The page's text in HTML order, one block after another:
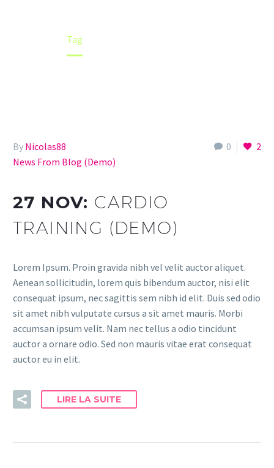
Tag
0 2
By Nicolas88
News From Blog (Demo)
27 NOV: CARDIO
TRAINING (DEMO)
Lorem Ipsum. Proin gravida nibh vel velit auctor aliquet.
Aenean sollicitudin, lorem quis bibendum auctor, nisi elit
consequat ipsum, nec sagittis sem nibh id elit. Duis sed odio
sit amet nibh vulputate cursus a sit amet mauris. Morbi
accumsan ipsum velit. Nam nec tellus a odio tincidunt
auctor a ornare odio. Sed non mauris vitae erat consequat
auctor eu in elit.
LIRE LA SUITE